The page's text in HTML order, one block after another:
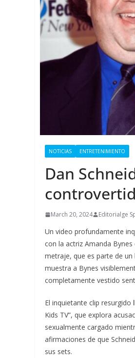
NOTICIAS ENTRETENIMIENTO
Dan
March 20, 2024 Editorialge
Un video profundamente
con la actriz Amanda
metraje, que es parte de un
muestra a Bynes
completamente vestido
El inquietante clip
Kids TV”, que explora
sexualmente cargado
afirmaciones de que
sus sets.